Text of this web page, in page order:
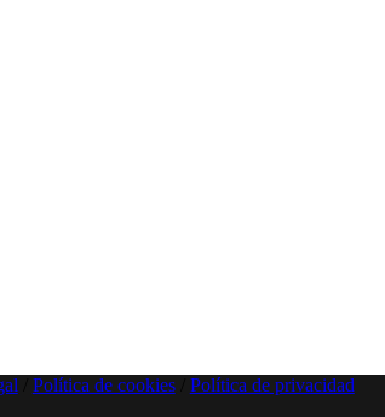
Política de cookies/ Política de privacidad